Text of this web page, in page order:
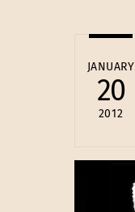
JANUARY
20
2012